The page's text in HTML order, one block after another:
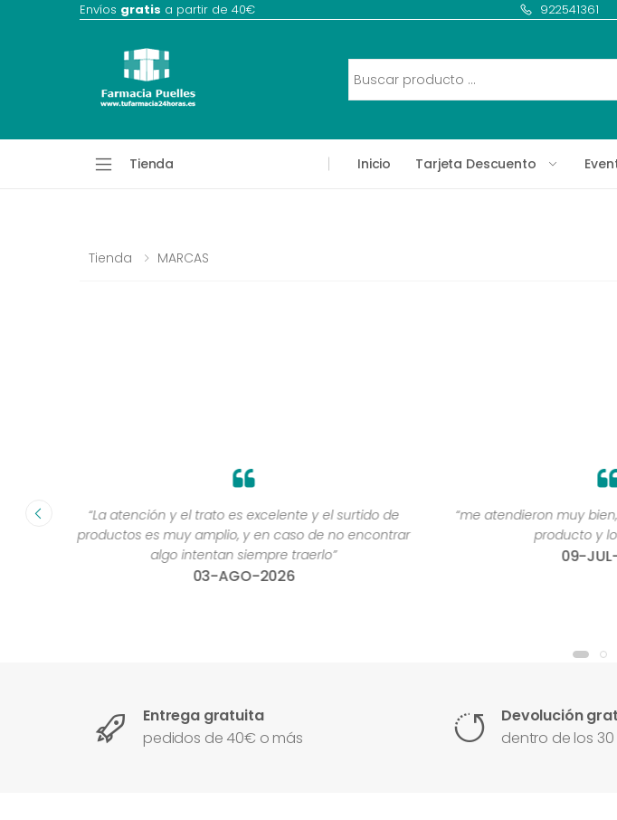
Envíos gratis a partir de 40€ 922541361
Tienda Inicio Tarjeta Descuento
Tienda MARCAS
”
“La atención y el trato es excelente y el surtido de
productos es muy amplio, y en caso de no encontrar
algo intentan siempre traerlo”
03-AGO-2026
“me atendieron muy
producto y
09-
Entrega gratuita
pedidos de 40€ o más
Devolución
dentro de los